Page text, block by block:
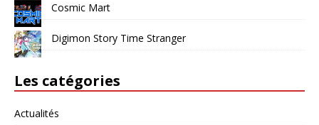
Cosmic Mart
Digimon Story Time Stranger
Les catégories
Actualités